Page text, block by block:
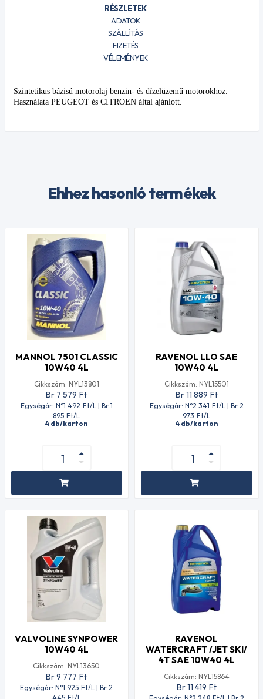
RÉSZLETEK
ADATOK
SZÁLLÍTÁS
FIZETÉS
VÉLEMÉNYEK
Szintetikus bázisú motorolaj benzin- és dízelüzemű motorokhoz.
Használata PEUGEOT és CITROEN által ajánlott.
Ehhez hasonló termékek
MANNOL 7501 CLASSIC
10W40 4L
Cikkszám: NYL13801
Br 7 579 Ft
Egységár: N°1 492 Ft/L | Br 1
895 Ft/L
4 db/karton
RAVENOL LLO SAE
10W40 4L
Cikkszám: NYL15501
Br 11 889 Ft
Egységár: N°2 341 Ft/L | Br 2
973 Ft/L
4 db/karton
VALVOLINE SYNPOWER
10W40 4L
Cikkszám: NYL13650
Br 9 777 Ft
Egységár: N°1 925 Ft/L | Br 2
RAVENOL
WATERCRAFT /JET SKI/
4T SAE 10W40 4L
Cikkszám: NYL15864
Br 11 419 Ft